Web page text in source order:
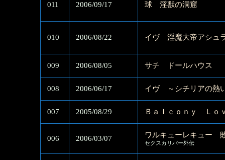
011 2006/09/17 球 淫獣の洞窟
010 2006/08/22 イヴ 淫魔大帝アシュ
009 2006/08/05 サチ ドールハウス
008 2006/06/17 イヴ ～シチリアの熱
007 2005/08/29 Ｂａｌｃｏｎｙ Ｌｏ
006 2006/03/07 ワルキューレキュー
セクスカリバー外伝